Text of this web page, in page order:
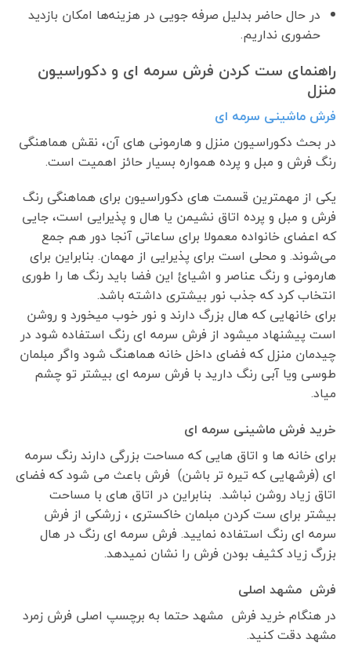
در حال حاضر بدلیل صرفه جویی در هزینه‌ها امکان بازدید
حضوری نداریم.
راهنمای ست کردن فرش سرمه ای و دکوراسیون
منزل
فرش ماشینی سرمه ای
در بحث دکوراسیون منزل و هارمونی های آن، نقش هماهنگی
رنگ فرش و مبل و پرده همواره بسیار حائز اهمیت است.
یکی از مهمترین قسمت های دکوراسیون برای هماهنگی رنگ
فرش و مبل و پرده اتاق نشیمن یا هال و پذیرایی است، جایی
که اعضای خانواده معمولا برای ساعاتی آنجا دور هم جمع
می‌شوند. و محلی است برای پذیرایی از مهمان. بنابراین برای
هارمونی و رنگ عناصر و اشیائ این فضا باید رنگ ها را طوری
انتخاب کرد که جذب نور بیشتری داشته باشد.
برای خانهایی که هال بزرگ دارند و نور خوب میخورد و روشن
است پیشنهاد میشود از فرش سرمه ای رنگ استفاده شود در
چیدمان منزل که فضای داخل خانه هماهنگ شود واگر مبلمان
طوسی ویا آبی رنگ دارید با فرش سرمه ای بیشتر تو چشم
میاد.
خرید فرش ماشینی سرمه ای
برای خانه ها و اتاق هایی که مساحت بزرگی دارند رنگ سرمه
ای (فرشهایی که تیره تر باشن) فرش باعث می شود که فضای
اتاق زیاد روشن نباشد. بنابراین در اتاق های با مساحت
بیشتر برای ست کردن مبلمان خاکستری ، زرشکی از فرش
سرمه ای رنگ استفاده نمایید. فرش سرمه ای رنگ در هال
بزرگ زیاد کثیف بودن فرش را نشان نمیدهد.
فرش مشهد اصلی
در هنگام خرید فرش مشهد حتما به برچسپ اصلی فرش زمرد
مشهد دقت کنید.